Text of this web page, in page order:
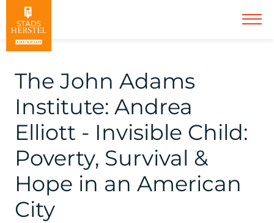
The John Adams
Institute: Andrea
Elliott - Invisible Child:
Poverty, Survival &
Hope in an American
City